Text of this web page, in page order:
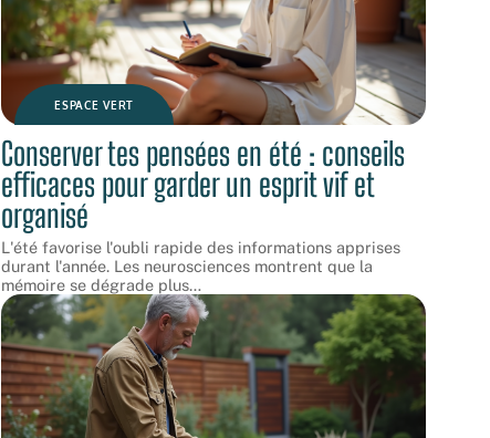
ESPACE VERT
Conserver tes pensées en été : conseils
efficaces pour garder un esprit vif et
organisé
L'été favorise l'oubli rapide des informations apprises
durant l'année. Les neurosciences montrent que la
mémoire se dégrade plus…